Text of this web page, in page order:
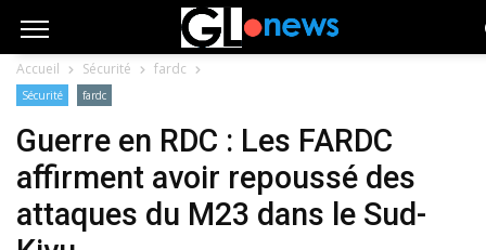
Accueil Sécurité fardc
Sécurité fardc
Guerre en RDC : Les FARDC
affirment avoir repoussé des
attaques du M23 dans le Sud-